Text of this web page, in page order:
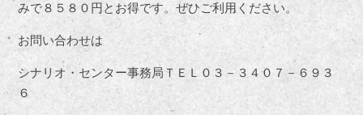
みで８５８０円とお得です。ぜひご利用ください。
お問い合わせは
シナリオ・センター事務局ＴＥＬ０３－３４０７－６９３
６